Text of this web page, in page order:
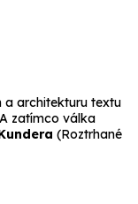
a architekturu textu
A zatímco válka
(Roztrhané